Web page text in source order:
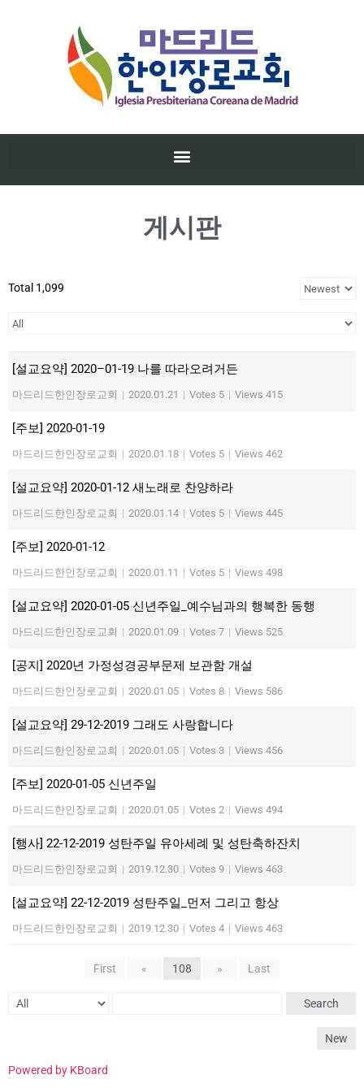
게시판
Total 1,099
[설교요약] 2020–01-19 나를 따라오려거든
마드리드한인장로교회 | 2020.01.21 | Votes 5 | Views 415
[주보] 2020-01-19
마드리드한인장로교회 | 2020.01.18 | Votes 5 | Views 462
[설교요약] 2020-01-12 새노래로 찬양하라
마드리드한인장로교회 | 2020.01.14 | Votes 5 | Views 445
[주보] 2020-01-12
마드리드한인장로교회 | 2020.01.11 | Votes 5 | Views 498
[설교요약] 2020-01-05 신년주일_예수님과의 행복한 동행
마드리드한인장로교회 | 2020.01.09 | Votes 7 | Views 525
[공지] 2020년 가정성경공부문제 보관함 개설
마드리드한인장로교회 | 2020.01.05 | Votes 8 | Views 586
[설교요약] 29-12-2019 그래도 사랑합니다
마드리드한인장로교회 | 2020.01.05 | Votes 3 | Views 456
[주보] 2020-01-05 신년주일
마드리드한인장로교회 | 2020.01.05 | Votes 2 | Views 494
[행사] 22-12-2019 성탄주일 유아세례 및 성탄축하잔치
마드리드한인장로교회 | 2019.12.30 | Votes 9 | Views 463
[설교요약] 22-12-2019 성탄주일_먼저 그리고 항상
마드리드한인장로교회 | 2019.12.30 | Votes 4 | Views 463
First « 108 » Last
Search
New
Powered by KBoard